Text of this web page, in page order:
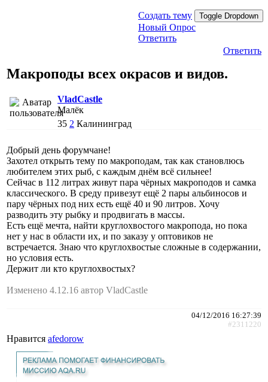
Создать тему Toggle Dropdown
Новый Опрос
Ответить
Ответить
Макроподы всех окрасов и видов.
VladCastle
Малёк
35 2 Калининград
Добрый день форумчане!
Захотел открыть тему по макроподам, так как становлюсь
любителем этих рыб, с каждым днём всё сильнее!
Сейчас в 112 литрах живут пара чёрных макроподов и самка
классического. В среду привезут ещё 2 пары альбиносов и
пару чёрных под них есть ещё 40 и 90 литров. Хочу
разводить эту рыбку и продвигать в массы.
Есть ещё мечта, найти круглохвостого макропода, но пока
нет у нас в области их, и по заказу у оптовиков не
встречается. Знаю что круглохвостые сложные в содержании,
но условия есть.
Держит ли кто круглохвостых?
Изменено 4.12.16 автор VladCastle
04/12/2016 16:27:39
#2311220
Нравится afedorow